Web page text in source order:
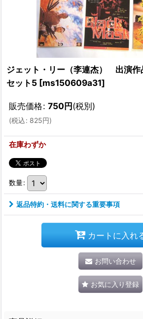
ジェット・リー（李連杰） 出演作
セット5 [ms150609a31]
販売価格: 750円(税別)
(税込: 825円)
在庫わずか
数量:
返品特約・送料に関する重要事項
カートに入れ
お問い合わせ
お気に入り登録